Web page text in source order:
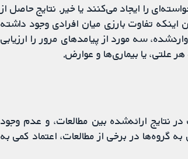
را ایجاد می‌کنند یا خیر. نتایج حاصل از
تفاوت بارزی میان افرادی وجود داشته
سه مورد از پیامدهای مرور را ارزیابی
علتی، یا بیماری‌ها و عوارض.
نتایج ارائه‌شده بین مطالعات، و عدم وجود
در برخی از مطالعات، اعتماد کمی به